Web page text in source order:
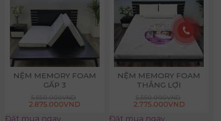
NỆM MEMORY FOAM
GẤP 3
5.550.000VND
2.875.000VND
Đặt mua ngay
NỆM MEMORY FOAM
THẮNG LỢI
5.550.000VND
2.775.000VND
Đặt mua ngay